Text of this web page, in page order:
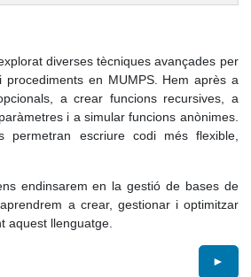
diverses tècniques avançades per
procediments en MUMPS. Hem après a
a crear funcions recursives, a
i a simular funcions anònimes.
permetran escriure codi més flexible,
endinsarem en la gestió de bases de
a crear, gestionar i optimitzar
aquest llenguatge.
►